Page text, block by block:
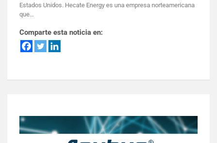
Estados Unidos. Hecate Energy es una empresa norteamericana
que…
Comparte esta noticia en: